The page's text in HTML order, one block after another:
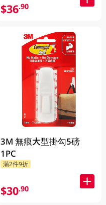
$36.90
3M 無痕大型掛勾5磅
1PC
滿2件9折
$30.90